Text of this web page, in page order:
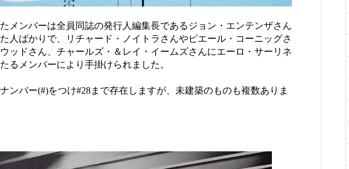
メンバーは全員同誌の発行人編集長であるジョン・エンテンザさん
人ばかりで、リチャード・ノイトラさんやピエール・コーニッグさ
ッドさん、チャールズ・＆レイ・イームズさんにエーロ・サーリネ
るメンバーにより手掛けられました。
ンバー(#)をつけ#28まで存在しますが、未建築のものも複数ありま